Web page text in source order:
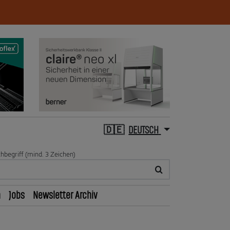
DEUTSCH
(mind. 3 Zeichen)
Jobs Newsletter Archiv